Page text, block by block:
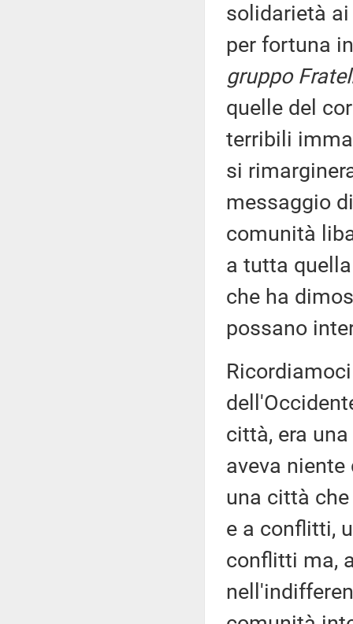
solidarietà
per fortuna
gruppo
quelle del
terribili
si
messaggio
comunità
a tutta
che ha
possano
città, era
aveva
una città
e a conflitti,
conflitti ma,